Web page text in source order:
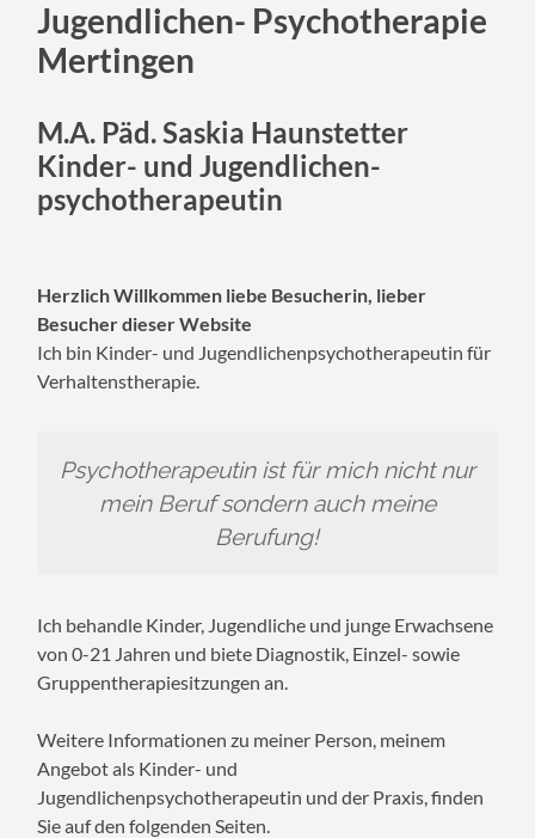
Jugendlichen- Psychotherapie
Mertingen
M.A. Päd. Saskia Haunstetter
Kinder- und Jugendlichen­
psychotherapeutin
Herzlich Willkommen liebe Besucherin, lieber
Besucher dieser Website
Ich bin Kinder- und Jugendlichenpsychotherapeutin für
Verhaltenstherapie.
Psychotherapeutin ist für mich nicht nur
mein Beruf sondern auch meine
Berufung!
Ich behandle Kinder, Jugendliche und junge Erwachsene
von 0-21 Jahren und biete Diagnostik, Einzel- sowie
Gruppentherapiesitzungen an.
Weitere Informationen zu meiner Person, meinem
Angebot als Kinder- und
Jugendlichenpsychotherapeutin und der Praxis, finden
Sie auf den folgenden Seiten.